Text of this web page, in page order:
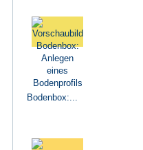
Bodenbox:...